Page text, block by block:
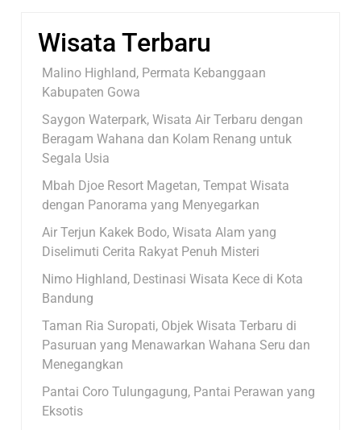
Wisata Terbaru
Malino Highland, Permata Kebanggaan
Kabupaten Gowa
Saygon Waterpark, Wisata Air Terbaru dengan
Beragam Wahana dan Kolam Renang untuk
Segala Usia
Mbah Djoe Resort Magetan, Tempat Wisata
dengan Panorama yang Menyegarkan
Air Terjun Kakek Bodo, Wisata Alam yang
Diselimuti Cerita Rakyat Penuh Misteri
Nimo Highland, Destinasi Wisata Kece di Kota
Bandung
Taman Ria Suropati, Objek Wisata Terbaru di
Pasuruan yang Menawarkan Wahana Seru dan
Menegangkan
Pantai Coro Tulungagung, Pantai Perawan yang
Eksotis